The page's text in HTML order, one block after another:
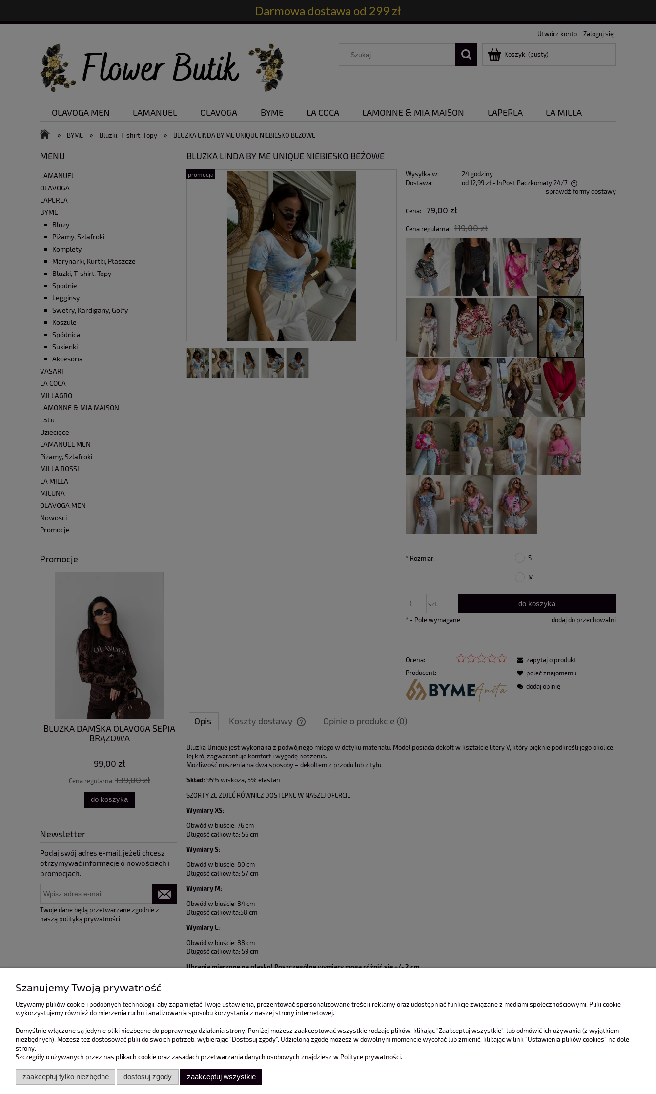
Darmowa dostawa od 299 zł
Utwórz konto Zaloguj się
Koszyk: (pusty)
OLAVOGA MEN LAMANUEL OLAVOGA BYME LA COCA LAMONNE & MIA MAISON LAPERLA
LA MILLA
Nowości
Promocje
» BYME » Bluzki, T-shirt, Topy » BLUZKA LINDA BY ME UNIQUE NIEBIESKO BEŻOWE
MENU
LAMANUEL
OLAVOGA
LAPERLA
BYME
Bluzy
Piżamy, Szlafroki
Komplety
Marynarki, Kurtki, Płaszcze
Bluzki, T-shirt, Topy
Spodnie
Legginsy
Swetry, Kardigany, Golfy
Koszule
Spódnica
Sukienki
Akcesoria
VASARI
LA COCA
MILLAGRO
LAMONNE & MIA MAISON
LaLu
Dziecięce
LAMANUEL MEN
Piżamy, Szlafroki
MILLA ROSSI
LA MILLA
MILUNA
OLAVOGA MEN
Nowości
Promocje
Promocje
BLUZKA DAMSKA OLAVOGA SEPIA
BRĄZOWA
99,00 zł
Cena regularna: 139,00 zł
do koszyka
SPODNIE DAMSKIE OLAVOGA
89,00 zł
Cena regularna:139,00 zł
do koszyka
CZAPKA DAMSKA OLAVOGA
89,00 zł
Newsletter
Podaj swój adres e-mail, jeżeli chcesz
otrzymywać informacje o nowościach i
promocjach.
Twoje dane będą przetwarzane zgodnie z
naszą polityką prywatności
BLUZKA LINDA BY ME UNIQUE NIEBIESKO BEŻOWE
promocja Wysyłka w:
24 godziny
Dostawa:
od 12,99 zł - InPost Paczkomaty 24/7
płatności
sprawdź formy dostawy
Cena: 79,00 zł
Cena regularna: 119,00 zł
* Rozmiar: S
M
szt. do koszyka
dodaj do przechowalni
* - Pole wymagane
Ocena:
Producent:
zapytaj o produkt
poleć znajomemu
dodaj opinię
Opis Koszty dostawy
Cena nie zawiera ewentualnych kosztów
płatności
Opinie o produkcie (0)
Bluzka Unique jest wykonana z podwójnego miłego w dotyku materiału. Model posiada dekolt w kształcie litery V, który pięknie podkreśli jego okolice.
Jej krój zagwarantuje komfort i wygodę noszenia.
Możliwość noszenia na dwa sposoby – dekoltem z przodu lub z tyłu.
Skład: 95% wiskoza, 5% elastan
SZORTY ZE ZDJĘĆ RÓWNIEŻ DOSTĘPNE W NASZEJ OFERCIE
Wymiary XS:
Obwód w biuście: 76 cm
Długość całkowita: 56 cm
Wymiary S:
Obwód w biuście: 80 cm
Długość całkowita: 57 cm
Wymiary M:
Obwód w biuście: 84 cm
Długość całkowita:58 cm
Wymiary L:
Obwód w biuście: 88 cm
Długość całkowita: 59 cm
Ubrania mierzone na płasko! Poszczególne wymiary mogą różnić się +/- 2 cm.
O nas Obsługa klienta
Szanujemy Twoją prywatność
Używamy plików cookie i podobnych technologii, aby zapamiętać Twoje ustawienia, prezentować spersonalizowane treści i reklamy oraz udostępniać funkcje związane z mediami społecznościowymi. Pliki cookie
wykorzystujemy również do mierzenia ruchu i analizowania sposobu korzystania z naszej strony internetowej.
Domyślnie włączone są jedynie pliki niezbędne do poprawnego działania strony. Poniżej możesz zaakceptować wszystkie rodzaje plików, klikając "Zaakceptuj wszystkie", lub odmówić ich używania (z wyjątkiem
niezbędnych). Możesz też dostosować pliki do swoich potrzeb, wybierając "Dostosuj zgody". Udzieloną zgodę możesz w dowolnym momencie wycofać lub zmienić, klikając w link "Ustawienia plików cookies" na dole
strony.
Szczegóły o używanych przez nas plikach cookie oraz zasadach przetwarzania danych osobowych znajdziesz w Polityce prywatności.
zaakceptuj tylko niezbędne dostosuj zgody zaakceptuj wszystkie